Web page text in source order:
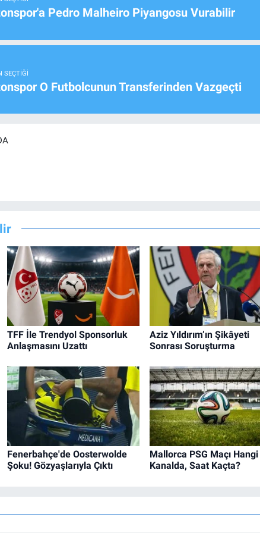
Pedro Malheiro Piyangosu Vurabilir
SEÇTIĞI
O Futbolcunun Transferinden Vazgeçti
TFF İle Trendyol Sponsorluk
Anlaşmasını Uzattı
Aziz Yıldırım’ın Şikâyeti
Sonrası Soruşturma
Fenerbahçe'de Oosterwolde
Şoku! Gözyaşlarıyla Çıktı
Mallorca PSG Maçı Hangi
Kanalda, Saat Kaçta?